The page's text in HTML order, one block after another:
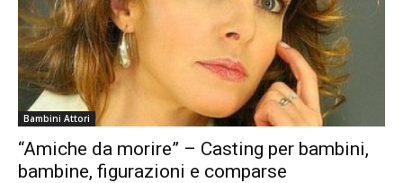
Bambini Attori
“Amiche da morire” – Casting per bambini,
bambine, figurazioni e comparse